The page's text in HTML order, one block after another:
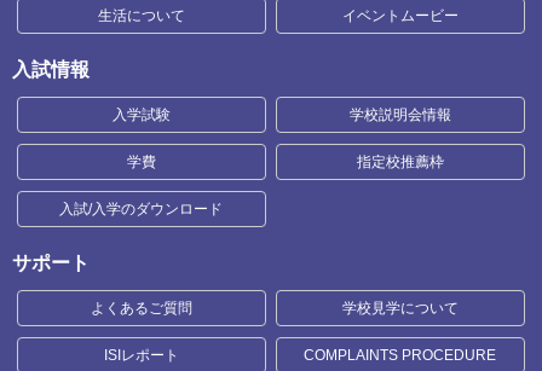
生活について イベントムービー
入試情報
入学試験 学校説明会情報
学費 指定校推薦枠
入試/入学のダウンロード
サポート
よくあるご質問 学校見学について
ISIレポート COMPLAINTS PROCEDURE